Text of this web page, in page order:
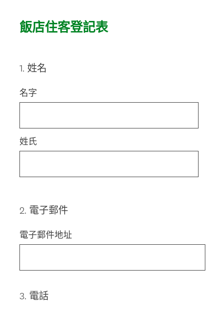
飯店住客登記表
Question
1. 姓名
名字
姓氏
Question
2. 電子郵件
電子郵件地址
Question
3. 電話